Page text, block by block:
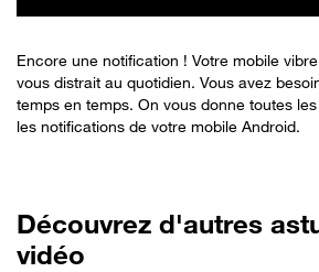
Encore une notification ! Votre mobile
vous distrait au quotidien. Vous avez
temps en temps. On vous donne toutes
les notifications de votre mobile Android.
Découvrez d'autres
vidéo